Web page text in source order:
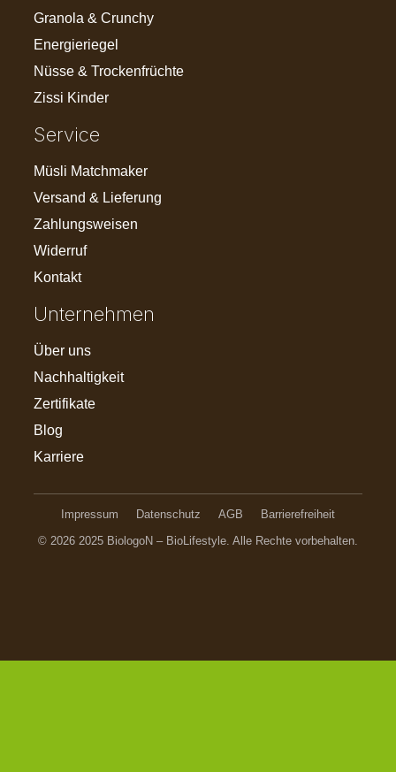
Granola & Crunchy
Energieriegel
Nüsse & Trockenfrüchte
Zissi Kinder
Service
Müsli Matchmaker
Versand & Lieferung
Zahlungsweisen
Widerruf
Kontakt
Unternehmen
Über uns
Nachhaltigkeit
Zertifikate
Blog
Karriere
Impressum Datenschutz AGB
Barrierefreiheit
© 2026 2025 BiologoN – BioLifestyle. Alle Rechte vorbehalten.